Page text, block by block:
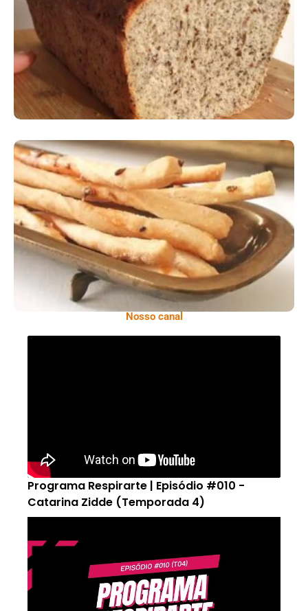
Comer Bem: Pão Low Carb
Comer Bem: Palitinhos De Cebola E Salsa
Nosso canal
Programa Respirarte | Episódio #010 -
Catarina Zidde (Temporada 4)